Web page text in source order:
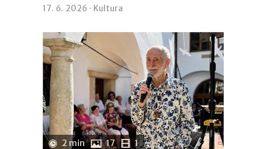
17. 6. 2026 · Kultura
2 min 17 1